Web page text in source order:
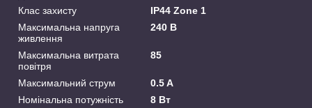
Клас захисту
IP44 Zone 1
Максимальна напруга
живлення
240 В
Максимальна витрата
повітря
85
Максимальний струм
0.5 A
Номінальна потужність
8 Вт